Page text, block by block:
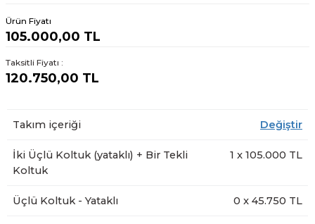
Ürün Fiyatı
105.000,00 TL
Taksitli Fiyatı :
120.750,00 TL
Takım içeriği Değiştir
İki Üçlü Koltuk (yataklı) + Bir Tekli
Koltuk
1 x 105.000 TL
Üçlü Koltuk - Yataklı 0 x 45.750 TL